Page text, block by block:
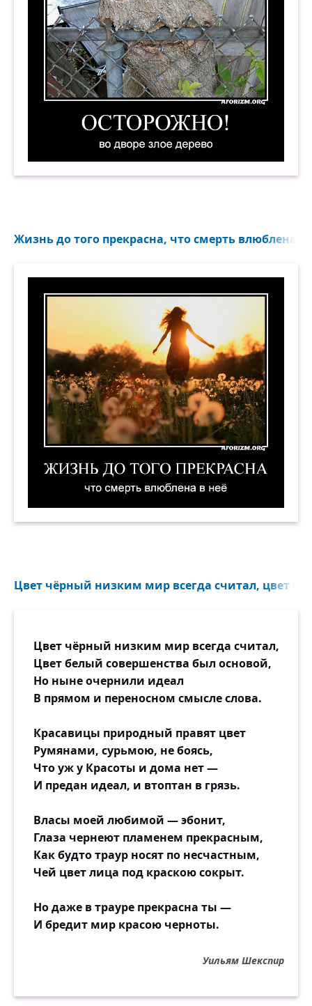
Жизнь до того прекрасна, что смерть влюблена в
Цвет чёрный низким мир всегда считал, цвет
Цвет чёрный низким мир всегда считал,
Цвет белый совершенства был основой,
Но ныне очернили идеал
В прямом и переносном смысле слова.
Красавицы природный правят цвет
Румянами, сурьмою, не боясь,
Что уж у Красоты и дома нет —
И предан идеал, и втоптан в грязь.
Власы моей любимой — эбонит,
Глаза чернеют пламенем прекрасным,
Как будто траур носят по несчастным,
Чей цвет лица под краскою сокрыт.
Но даже в трауре прекрасна ты —
И бредит мир красою черноты.
Уильям Шекспир